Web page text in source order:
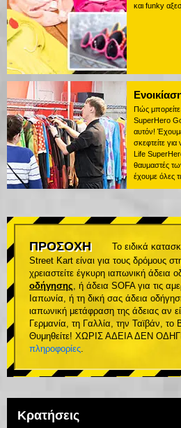
και funky
Πώς μπορείτε
SuperHero
αυτόν!
σκεφτείτε
Life
θαυμαστές
έχουμε όλες
ΠΡΟΣΟΧΗ
Το ειδικά
Street Kart είναι για τους δρόμους
χρειαστείτε έγκυρη ιαπωνική άδεια
οδήγησης, ή άδεια SOFA για τις
Ιαπωνία, ή τη δική σας άδεια
ιαπωνική μετάφραση της άδειας αν
Γερμανία, τη Γαλλία, την Ταϊβάν,
Θυμηθείτε! ΧΩΡΙΣ ΑΔΕΙΑ ΔΕΝ
πληροφορίες.
Κρατήσεις